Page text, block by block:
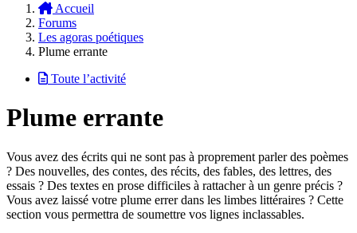
Accueil
Forums
Les agoras poétiques
Plume errante
Toute l’activité
Plume errante
Vous avez des écrits qui ne sont pas à proprement parler des poèmes
? Des nouvelles, des contes, des récits, des fables, des lettres, des
essais ? Des textes en prose difficiles à rattacher à un genre précis ?
Vous avez laissé votre plume errer dans les limbes littéraires ? Cette
section vous permettra de soumettre vos lignes inclassables.